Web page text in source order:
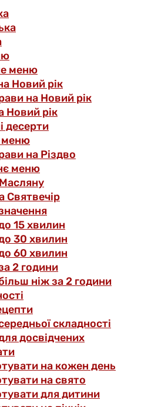
меню
Новий рік
на Новий рік
Новий рік
десерти
меню
на Різдво
меню
Святвечір
15 хвилин
30 хвилин
60 хвилин
2 години
ніж за 2 години
складності
досвідчених
на кожен день
на свято
для дитини